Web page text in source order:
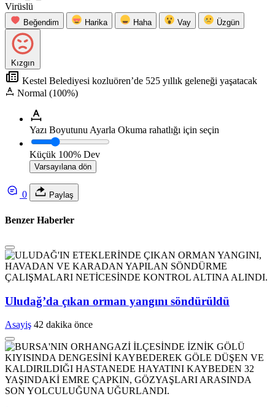
Virüslü
Beğendim Harika Haha Vay Üzgün
Kızgın
Kestel Belediyesi kozluören’de 525 yıllık geleneği yaşatacak
Normal (100%)
Yazı Boyutunu Ayarla Okuma rahatlığı için seçin
Küçük 100% Dev
Varsayılana dön
0 Paylaş
Benzer Haberler
Uludağ’da çıkan orman yangını söndürüldü
Asayiş 42 dakika önce